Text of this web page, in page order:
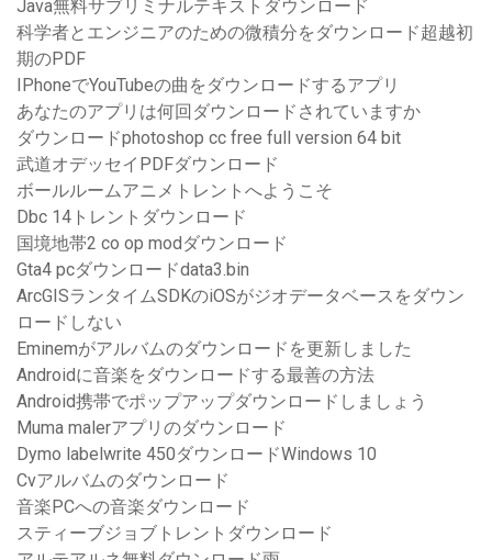
Java無料サブリミナルテキストダウンロード
科学者とエンジニアのための微積分をダウンロード超越初
期のPDF
IPhoneでYouTubeの曲をダウンロードするアプリ
あなたのアプリは何回ダウンロードされていますか
ダウンロードphotoshop cc free full version 64 bit
武道オデッセイPDFダウンロード
ボールルームアニメトレントへようこそ
Dbc 14トレントダウンロード
国境地帯2 co op modダウンロード
Gta4 pcダウンロードdata3.bin
ArcGISランタイムSDKのiOSがジオデータベースをダウン
ロードしない
Eminemがアルバムのダウンロードを更新しました
Androidに音楽をダウンロードする最善の方法
Android携帯でポップアップダウンロードしましょう
Muma malerアプリのダウンロード
Dymo labelwrite 450ダウンロードWindows 10
Cvアルバムのダウンロード
音楽PCへの音楽ダウンロード
スティーブジョブトレントダウンロード